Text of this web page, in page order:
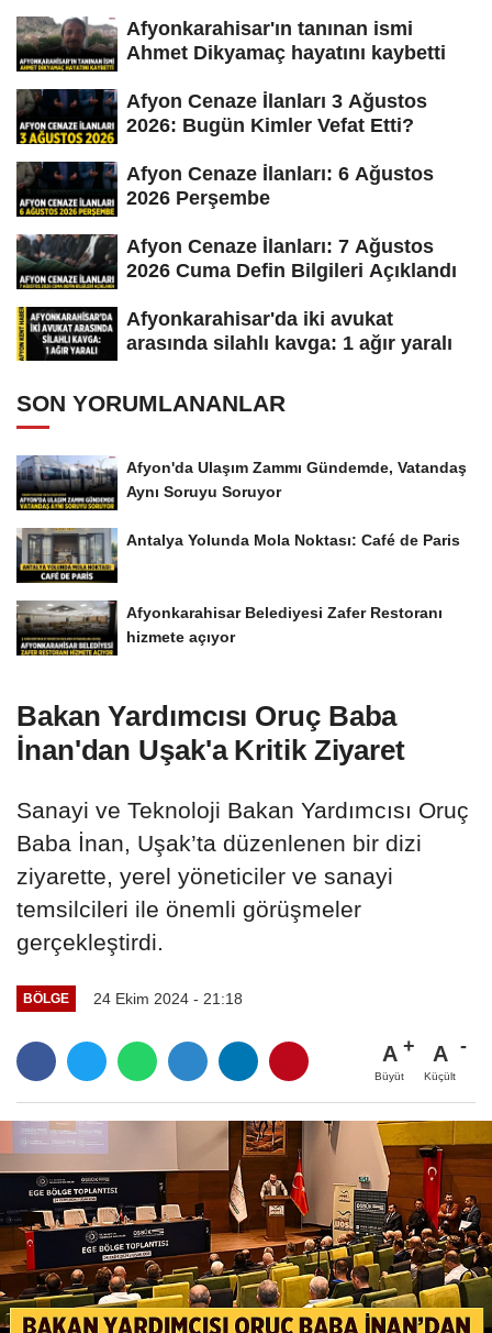
Afyonkarahisar'ın tanınan ismi
Ahmet Dikyamaç hayatını kaybetti
Afyon Cenaze İlanları 3 Ağustos
2026: Bugün Kimler Vefat Etti?
Afyon Cenaze İlanları: 6 Ağustos
2026 Perşembe
Afyon Cenaze İlanları: 7 Ağustos
2026 Cuma Defin Bilgileri Açıklandı
Afyonkarahisar'da iki avukat
arasında silahlı kavga: 1 ağır yaralı
SON YORUMLANANLAR
Afyon'da Ulaşım Zammı Gündemde, Vatandaş
Aynı Soruyu Soruyor
Antalya Yolunda Mola Noktası: Café de Paris
Afyonkarahisar Belediyesi Zafer Restoranı
hizmete açıyor
Bakan Yardımcısı Oruç Baba
İnan'dan Uşak'a Kritik Ziyaret
Sanayi ve Teknoloji Bakan Yardımcısı Oruç
Baba İnan, Uşak’ta düzenlenen bir dizi
ziyarette, yerel yöneticiler ve sanayi
temsilcileri ile önemli görüşmeler
gerçekleştirdi.
BÖLGE 24 Ekim 2024 - 21:18
A
Büyüt
A
Küçült